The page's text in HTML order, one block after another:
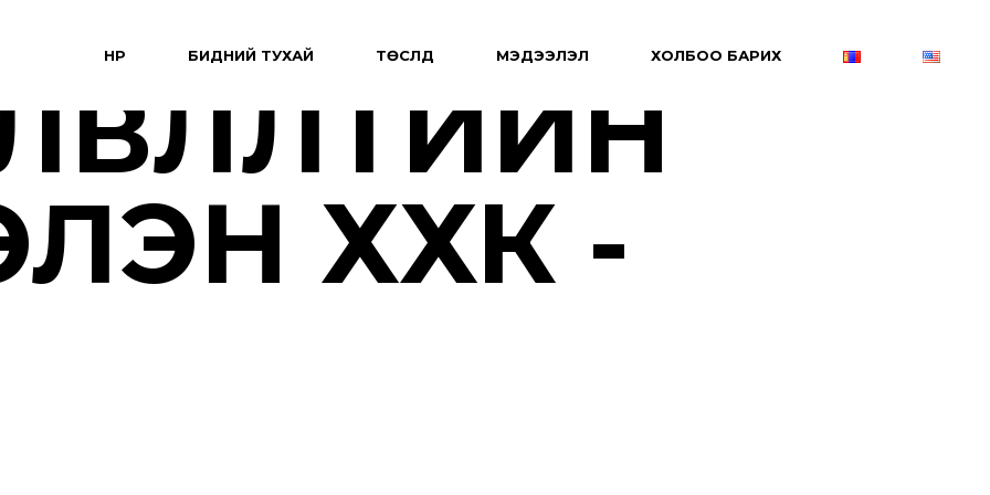
НҮҮР БИДНИЙ ТУХАЙ ТӨСЛҮҮД МЭДЭЭЛЭЛ ХОЛБОО БАРИХ
ХХК -